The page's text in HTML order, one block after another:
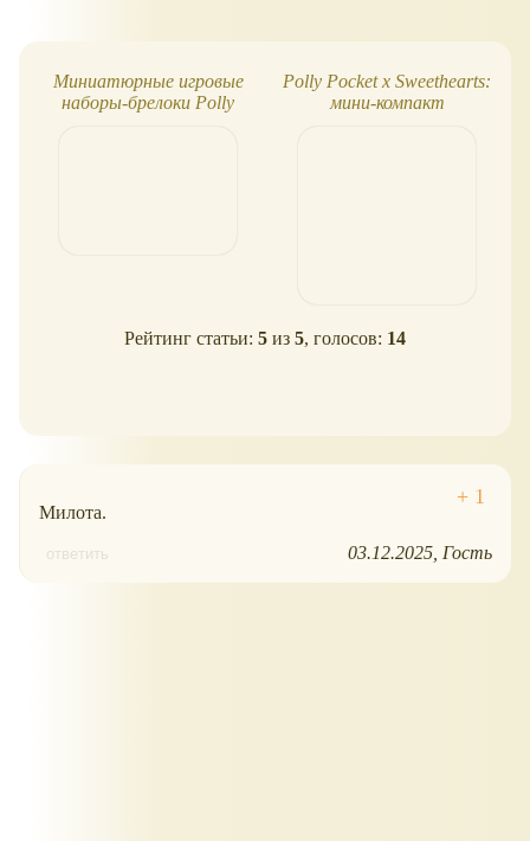
Миниатюрные игровые
наборы-брелоки Polly
Polly Pocket x Sweethearts:
мини-компакт
Рейтинг статьи: 5 из 5, голосов: 14
Милота.
ответить 03.12.2025 Гость